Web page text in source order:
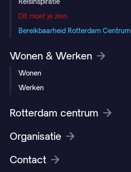
Dit moet je zien
Bereikbaarheid Rotterdam Centrum
Wonen & Werken
Wonen
Werken
Rotterdam centrum
Organisatie
Contact